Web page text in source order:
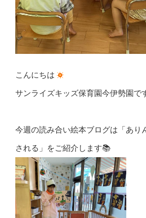
こんにちは
サンライズキッズ保育園今伊勢園で
今週の読み合い絵本ブログは「あ
される」をご紹介します📚